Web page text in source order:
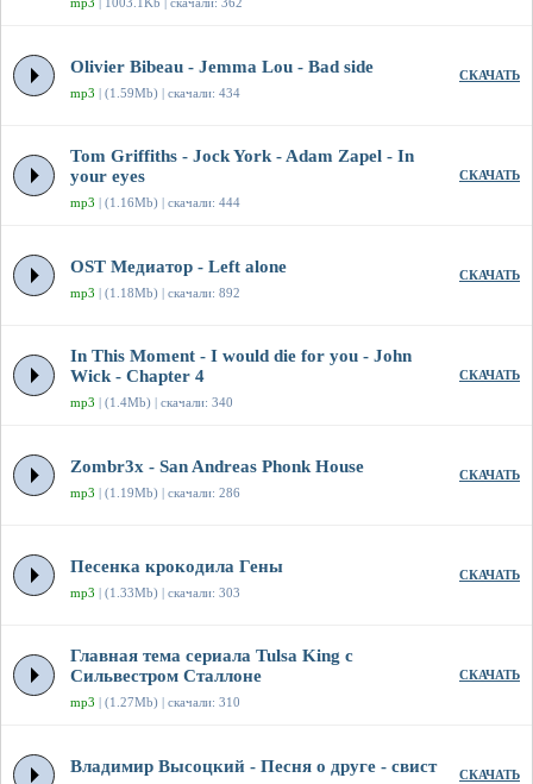
mp3 | 1003.1Kb | скачали: 362
Olivier Bibeau - Jemma Lou - Bad side
mp3 | (1.59Mb) | скачали: 434
СКАЧАТЬ
Tom Griffiths - Jock York - Adam Zapel - In
your eyes
mp3 | (1.16Mb) | скачали: 444
СКАЧАТЬ
OST Медиатор - Left alone
mp3 | (1.18Mb) | скачали: 892
СКАЧАТЬ
In This Moment - I would die for you - John
Wick - Chapter 4
mp3 | (1.4Mb) | скачали: 340
СКАЧАТЬ
Zombr3x - San Andreas Phonk House
mp3 | (1.19Mb) | скачали: 286
СКАЧАТЬ
Песенка крокодила Гены
mp3 | (1.33Mb) | скачали: 303
СКАЧАТЬ
Главная тема сериала Tulsa King с
Сильвестром Сталлоне
mp3 | (1.27Mb) | скачали: 310
СКАЧАТЬ
Владимир Высоцкий - Песня о друге - свист СКАЧАТЬ